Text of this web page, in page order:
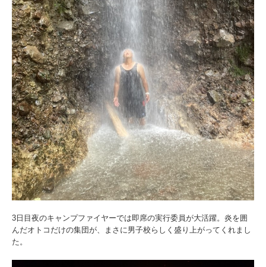
3日目夜のキャンプファイヤーでは即席の実行委員が大活躍。炎を囲
んだオトコだけの集団が、まさに男子校らしく盛り上がってくれまし
た。